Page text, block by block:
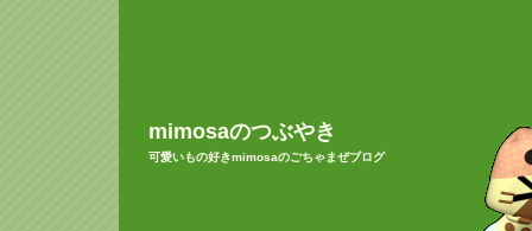
mimosaのつぶやき
可愛いもの好きmimosaのごちゃまぜブログ